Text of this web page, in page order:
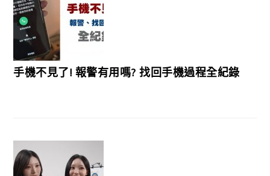
手機不見了! 報警有用嗎? 找回手機過程全紀錄